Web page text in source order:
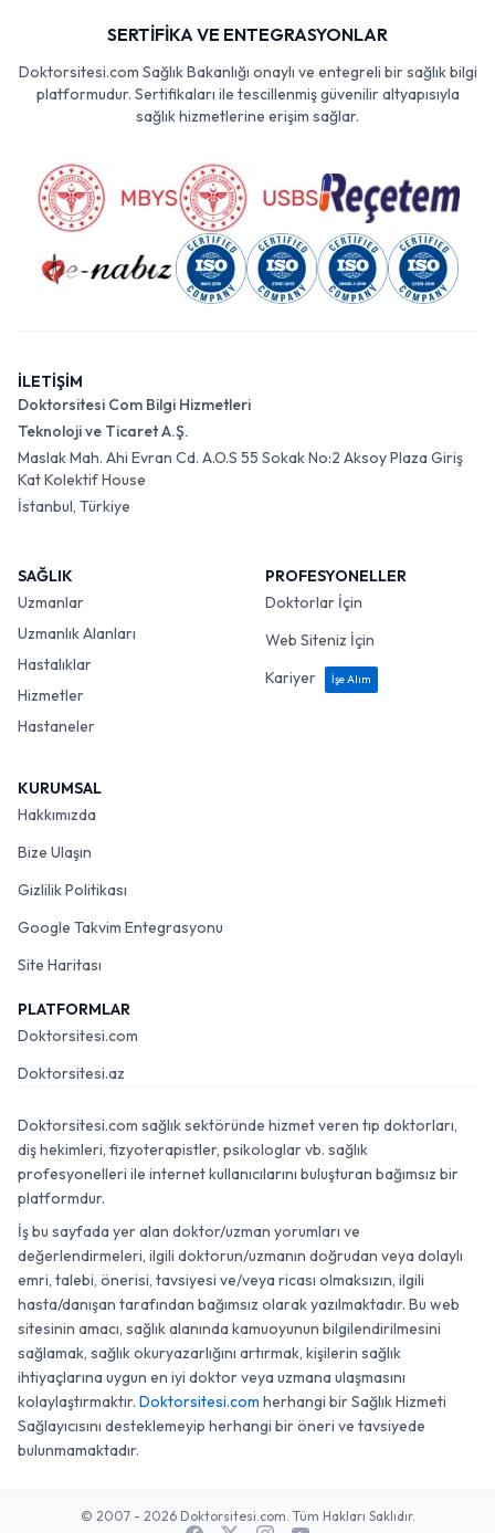
SERTİFİKA VE ENTEGRASYONLAR
Doktorsitesi.com Sağlık Bakanlığı onaylı ve entegreli bir sağlık bilgi
platformudur. Sertifikaları ile tescillenmiş güvenilir altyapısıyla
sağlık hizmetlerine erişim sağlar.
İLETİŞİM
Doktorsitesi Com Bilgi Hizmetleri
Teknoloji ve Ticaret A.Ş.
Maslak Mah. Ahi Evran Cd. A.O.S 55 Sokak No:2 Aksoy Plaza Giriş
Kat Kolektif House
İstanbul, Türkiye
SAĞLIK
Uzmanlar
Uzmanlık Alanları
Hastalıklar
Hizmetler
Hastaneler
PROFESYONELLER
Doktorlar İçin
Web Siteniz İçin
Kariyer
İşe Alım
KURUMSAL
Hakkımızda
Bize Ulaşın
Gizlilik Politikası
Google Takvim Entegrasyonu
Site Haritası
PLATFORMLAR
Doktorsitesi.com
Doktorsitesi.az
Doktorsitesi.com sağlık sektöründe hizmet veren tıp doktorları,
diş hekimleri, fizyoterapistler, psikologlar vb. sağlık
profesyonelleri ile internet kullanıcılarını buluşturan bağımsız bir
platformdur.
İş bu sayfada yer alan doktor/uzman yorumları ve
değerlendirmeleri, ilgili doktorun/uzmanın doğrudan veya dolaylı
emri, talebi, önerisi, tavsiyesi ve/veya ricası olmaksızın, ilgili
hasta/danışan tarafından bağımsız olarak yazılmaktadır. Bu web
sitesinin amacı, sağlık alanında kamuoyunun bilgilendirilmesini
sağlamak, sağlık okuryazarlığını artırmak, kişilerin sağlık
ihtiyaçlarına uygun en iyi doktor veya uzmana ulaşmasını
kolaylaştırmaktır. Doktorsitesi.com herhangi bir Sağlık Hizmeti
Sağlayıcısını desteklemeyip herhangi bir öneri ve tavsiyede
bulunmamaktadır.
© 2007 - 2026 Doktorsitesi.com. Tüm Hakları Saklıdır.